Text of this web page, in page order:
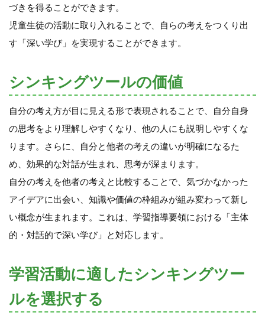
づきを得ることができます。
児童生徒の活動に取り入れることで、自らの考えをつくり出
す「深い学び」を実現することができます。
シンキングツールの価値
自分の考え方が目に見える形で表現されることで、自分自身
の思考をより理解しやすくなり、他の人にも説明しやすくな
ります。さらに、自分と他者の考えの違いが明確になるた
め、効果的な対話が生まれ、思考が深まります。
自分の考えを他者の考えと比較することで、気づかなかった
アイデアに出会い、知識や価値の枠組みが組み変わって新し
い概念が生まれます。これは、学習指導要領における「主体
的・対話的で深い学び」と対応します。
学習活動に適したシンキングツー
ルを選択する